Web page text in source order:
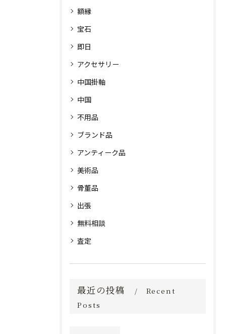
額縁
宝石
即日
アクセサリー
中国掛軸
中国
不用品
ブランド品
アンティーク品
美術品
骨董品
出張
無料相談
査定
最近の投稿
Recent
Posts